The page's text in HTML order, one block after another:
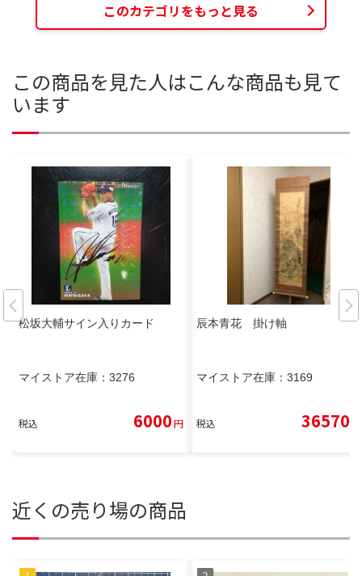
このカテゴリをもっと見る
この商品を見た人はこんな商品も見て
います
松坂大輔サイン入りカード
マイストア在庫： 3276
税込 6000円
辰本青花 掛け軸
マイストア在庫： 3169
税込 36570
近くの売り場の商品